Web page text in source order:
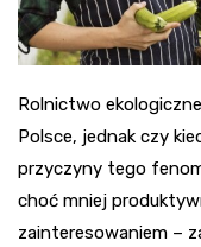
Rolnictwo
Polsce, jednak czy
przyczyny tego
choć mniej
zainteresowaniem –